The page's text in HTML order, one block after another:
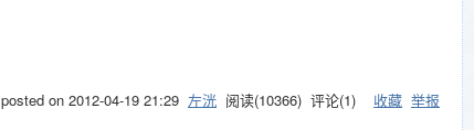
posted on 2012-04-19 21:29 左洸 阅读(10366) 评论(1) 收藏 举报